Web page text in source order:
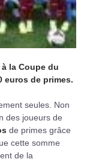
la Coupe du
euros de primes.
seules. Non
des joueurs de
de primes grâce
cette somme
de la